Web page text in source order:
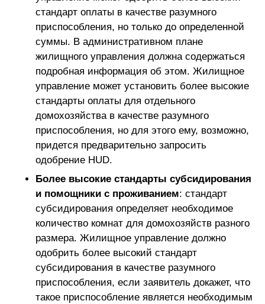
стандарт оплаты в качестве разумного
приспособления, но только до определенной
суммы. В административном плане
жилищного управления должна содержаться
подробная информация об этом. Жилищное
управление может установить более высокие
стандарты оплаты для отдельного
домохозяйства в качестве разумного
приспособления, но для этого ему, возможно,
придется предварительно запросить
одобрение HUD.
Более высокие стандарты субсидирования
и помощники с проживанием: стандарт
субсидирования определяет необходимое
количество комнат для домохозяйств разного
размера. Жилищное управление должно
одобрить более высокий стандарт
субсидирования в качестве разумного
приспособления, если заявитель докажет, что
такое приспособление является необходимым